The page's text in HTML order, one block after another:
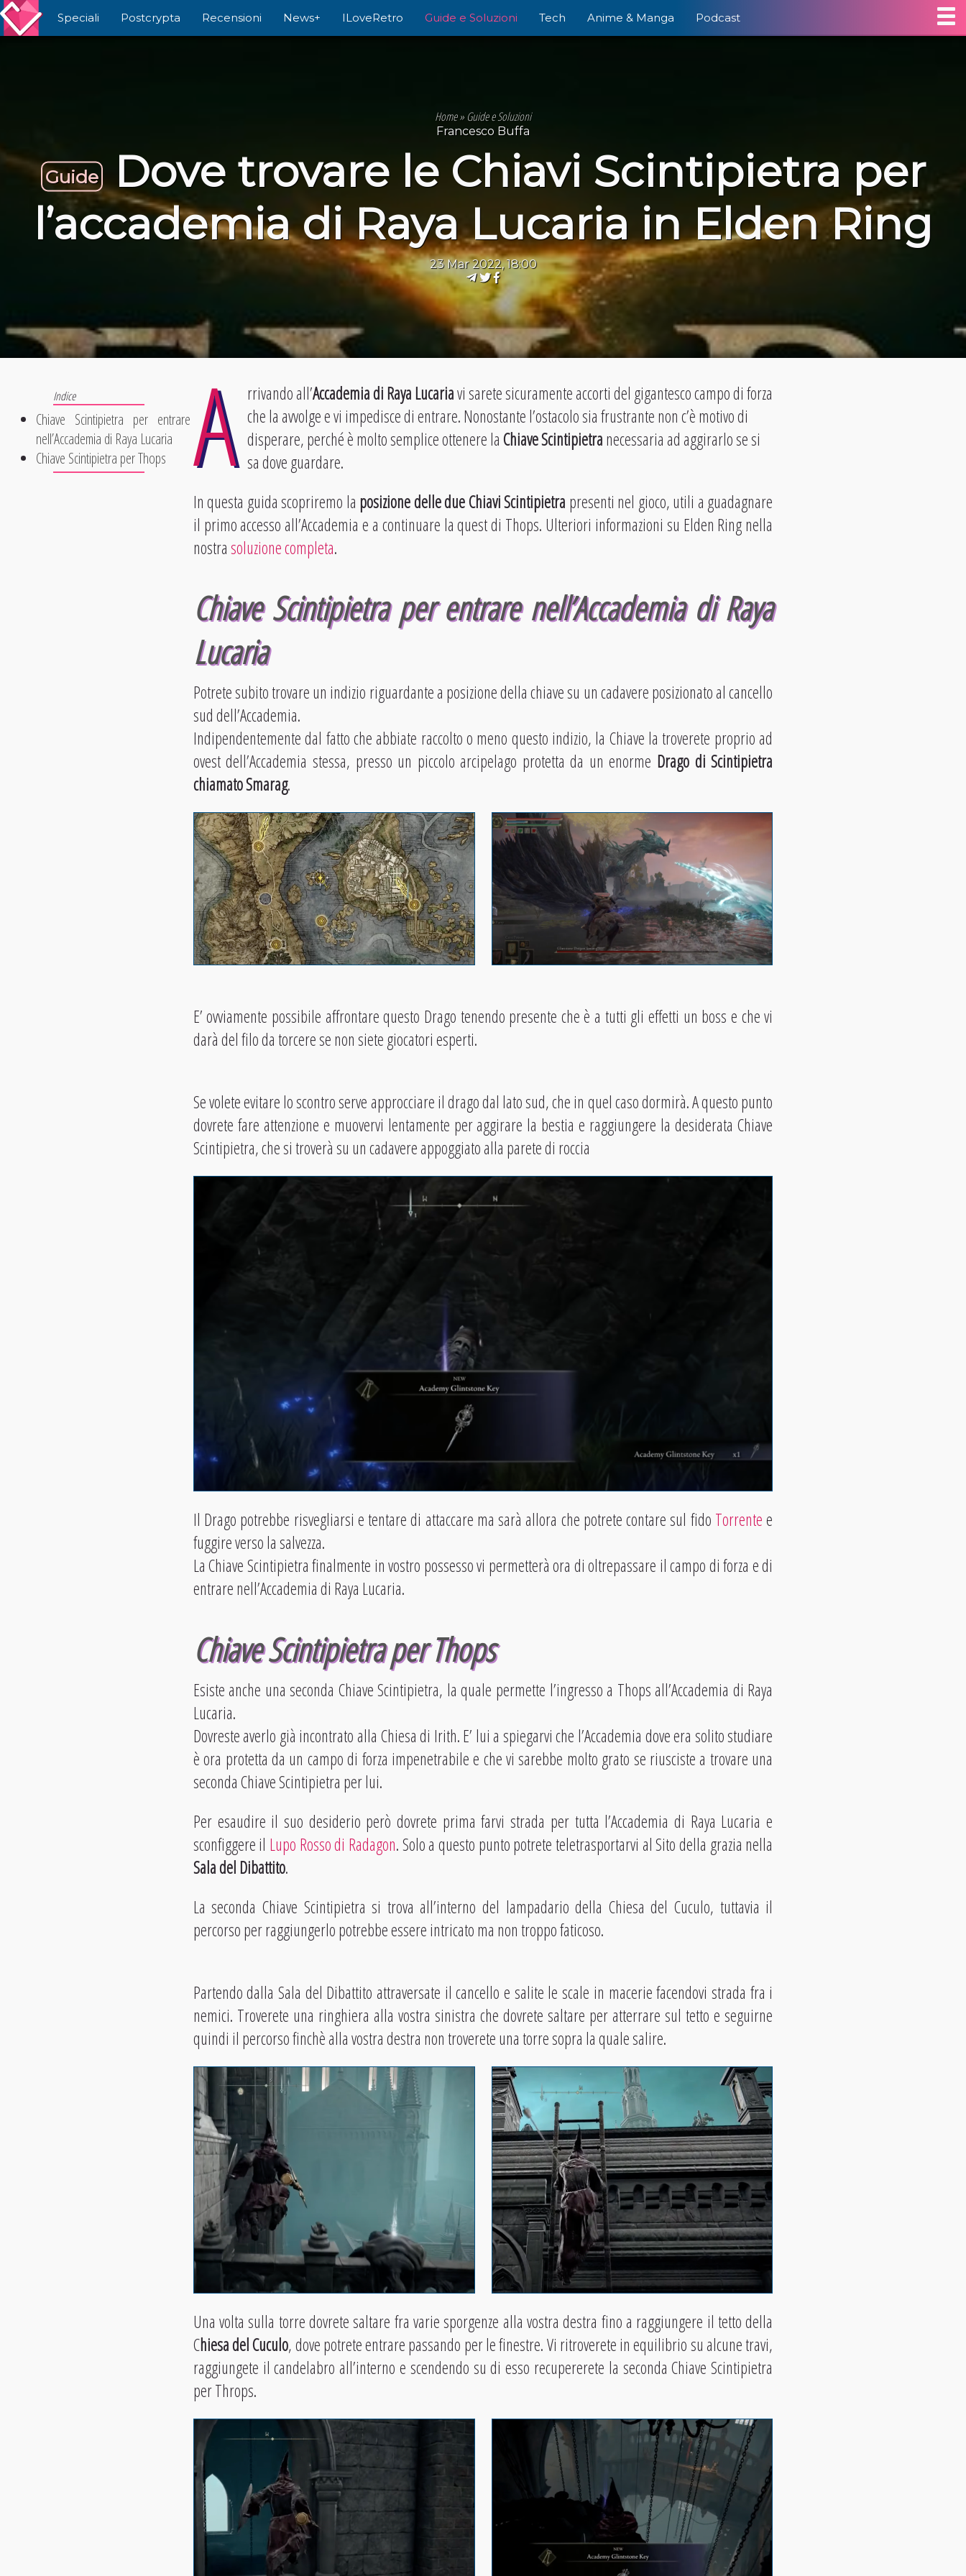
Speciali Postcrypta Recensioni News+ ILoveRetro Guide e Soluzioni Tech Anime & Manga Podcast
Home» Guide e Soluzioni
Francesco Buffa
Guide
Dove trovare le Chiavi Scintipietra per
l’accademia di Raya Lucaria in Elden Ring
23 Mar 2022, 18:00
A rrivando all’Accademia di Raya Lucariavi sarete sicuramente accorti del gigantesco campo di forza
che la avvolge e vi impedisce di entrare. Nonostante l’ostacolo sia frustrante non c’è motivo di
disperare, perché è molto semplice ottenere laChiave Scintipietranecessaria ad aggirarlo se si
sa dove guardare.
In questa guida scopriremo la posizione delle due Chiavi Scintipietra presenti nel gioco, utili a guadagnare
il primo accesso all’Accademia e a continuare la quest di Thops. Ulteriori informazioni su Elden Ring nella
nostrasoluzione completa.
Chiave Scintipietra per entrare
nell’Accademia di Raya Lucaria
Chiave Scintipietra per Thops
Chiave Scintipietra per entrare nell’Accademia di Raya
Lucaria
Potrete subito trovare un indizio riguardante a posizione della chiave su un cadavere posizionato al cancello
sud dell’Accademia.
Indipendentemente dal fatto che abbiate raccolto o meno questo indizio, la Chiave la troverete proprio ad
ovest dell’Accademia stessa, presso un piccolo arcipelago protetta da un enorme Drago di Scintipietra
chiamato Smarag.
E’ ovviamente possibile affrontare questo Drago tenendo presente che è a tutti gli effetti un boss e che vi
darà del filo da torcere se non siete giocatori esperti.
Se volete evitare lo scontro serve approcciare il drago dal lato sud, che in quel caso dormirà. A questo punto
dovrete fare attenzione e muovervi lentamente per aggirare la bestia e raggiungere la desiderata Chiave
Scintipietra, che si troverà su un cadavere appoggiato alla parete di roccia
Il Drago potrebbe risvegliarsi e tentare di attaccare ma sarà allora che potrete contare sul fido Torrentee
fuggire verso la salvezza.
La Chiave Scintipietra finalmente in vostro possesso vi permetterà ora di oltrepassare il campo di forza e di
entrare nell’Accademia di Raya Lucaria.
Chiave Scintipietra per Thops
Esiste anche una seconda Chiave Scintipietra, la quale permette l’ingresso a Thops all’Accademia di Raya
Lucaria.
Dovreste averlo già incontrato alla Chiesa di Irith. E’ lui a spiegarvi che l’Accademia dove era solito studiare
è ora protetta da un campo di forza impenetrabile e che vi sarebbe molto grato se riusciste a trovare una
seconda Chiave Scintipietra per lui.
Per esaudire il suo desiderio però dovrete prima farvi strada per tutta l’Accademia di Raya Lucaria e
sconfiggere il Lupo Rosso di Radagon. Solo a questo punto potrete teletrasportarvi al Sito della grazia nella
Sala del Dibattito.
La seconda Chiave Scintipietra si trova all’interno del lampadario della Chiesa del Cuculo, tuttavia il
percorso per raggiungerlo potrebbe essere intricato ma non troppo faticoso.
Partendo dalla Sala del Dibattito attraversate il cancello e salite le scale in macerie facendovi strada fra i
nemici. Troverete una ringhiera alla vostra sinistra che dovrete saltare per atterrare sul tetto e seguirne
quindi il percorso finchè alla vostra destra non troverete una torre sopra la quale salire.
Una volta sulla torre dovrete saltare fra varie sporgenze alla vostra destra fino a raggiungere il tetto della
Chiesa del Cuculo, dove potrete entrare passando per le finestre. Vi ritroverete in equilibrio su alcune travi,
raggiungete il candelabro all’interno e scendendo su di esso recupererete la seconda Chiave Scintipietra
per Throps.